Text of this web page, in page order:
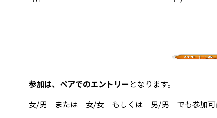
参加は、ペアでのエントリー となります。
女/男 または 女/女 もしくは 男/男 でも参加可能